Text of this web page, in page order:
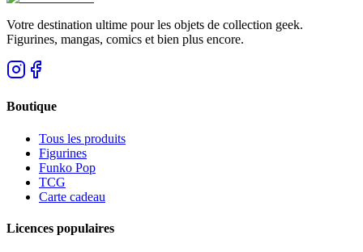
Votre destination ultime pour les objets de collection geek.
Figurines, mangas, comics et bien plus encore.
Boutique
Tous les produits
Figurines
Funko Pop
TCG
Carte cadeau
Licences populaires